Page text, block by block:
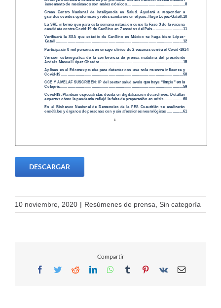
DESCARGAR
10 noviembre, 2020 | Resúmenes de prensa, Sin categoría
Compartir
Facebook
TwitterRedditLinkedInWhatsApp
TumblrPinterest
Vk Email